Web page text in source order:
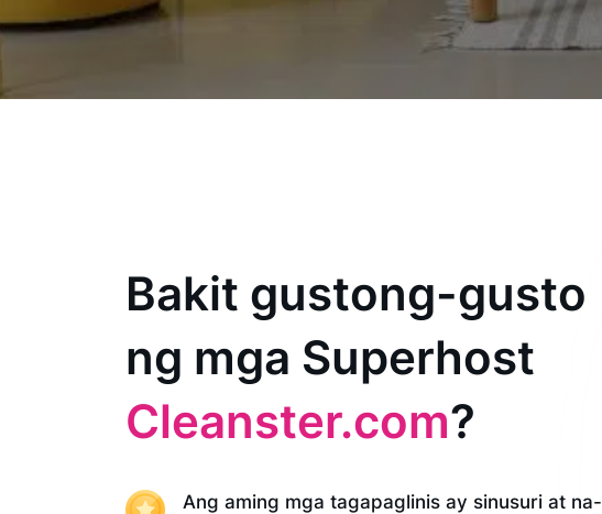
Bakit gustong-gusto
ng mga Superhost
Cleanster.com?
Ang aming mga tagapaglinis ay sinusuri at na-